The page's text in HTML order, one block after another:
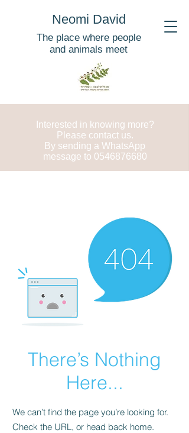
Neomi David
The place where people
and animals meet
Interested in knowing more?
Please contact us.
By sending a WhatsApp
message to 0546876680
There’s Nothing
Here...
We can’t find the page you’re looking for.
Check the URL, or head back home.